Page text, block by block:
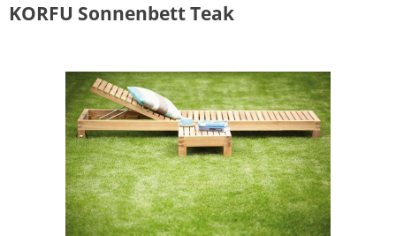
KORFU Sonnenbett Teak